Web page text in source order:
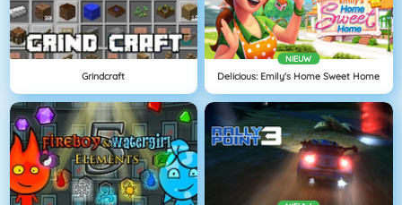
Grindcraft
NIEUW
Delicious: Emily's Home Sweet Home